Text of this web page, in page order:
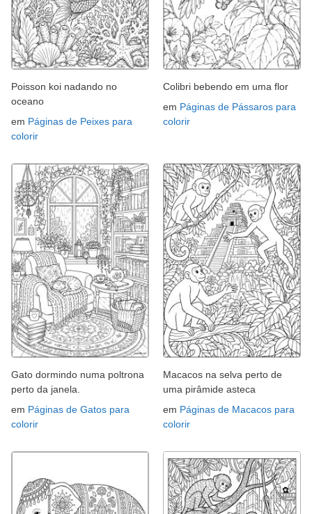
Poisson koi nadando no
oceano
em Páginas de Peixes para
colorir
Colibri bebendo em uma flor
em Páginas de Pássaros para
colorir
Gato dormindo numa poltrona
perto da janela.
em Páginas de Gatos para
colorir
Macacos na selva perto de
uma pirâmide asteca
em Páginas de Macacos para
colorir